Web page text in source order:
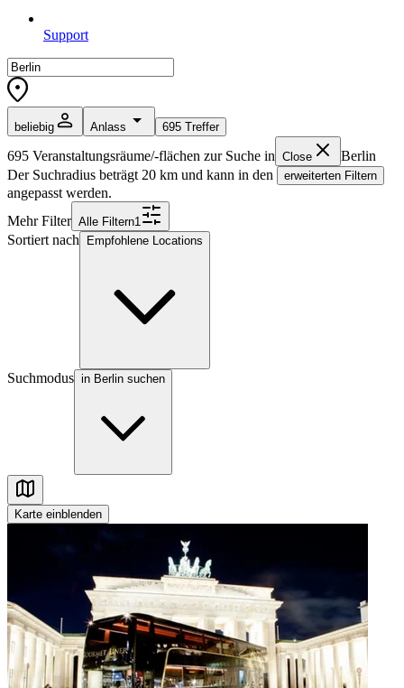
Support
beliebig Anlass 695 Treffer
695 Veranstaltungsräume/-flächen zur Suche in Close
Berlin
Der Suchradius beträgt 20 km und kann in den erweiterten Filtern
angepasst werden.
Mehr Filter Alle Filtern1
Sortiert nach Empfohlene Locations
Suchmodus in Berlin suchen
Karte einblenden